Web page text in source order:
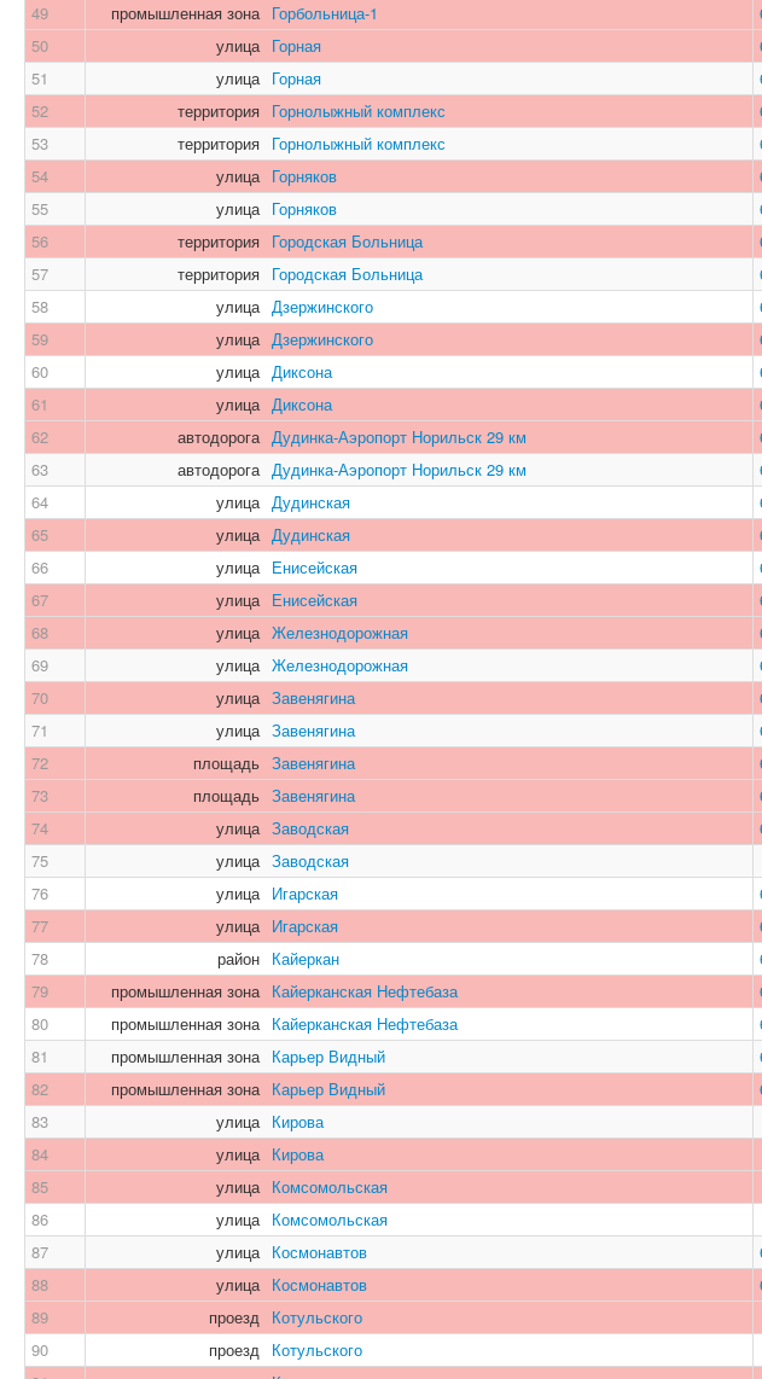
49
промышленная зона Горбольница-1
50
улица Горная
51
улица Горная
52
территория Горнолыжный комплекс
53
территория Горнолыжный комплекс
54
улица Горняков
55
улица Горняков
56
территория Городская Больница
57
территория Городская Больница
58
улица Дзержинского
59
улица Дзержинского
60
улица Диксона
61
улица Диксона
62
автодорога Дудинка-Аэропорт Норильск 29 км
63
автодорога Дудинка-Аэропорт Норильск 29 км
64
улица Дудинская
65
улица Дудинская
66
улица Енисейская
67
улица Енисейская
68
улица Железнодорожная
69
улица Железнодорожная
70
улица Завенягина
71
улица Завенягина
72
площадь Завенягина
73
площадь Завенягина
74
улица Заводская
75
улица Заводская
76
улица Игарская
77
улица Игарская
78
район Кайеркан
79
промышленная зона Кайерканская Нефтебаза
80
промышленная зона Кайерканская Нефтебаза
81
промышленная зона Карьер Видный
82
промышленная зона Карьер Видный
83
улица Кирова
84
улица Кирова
85
улица Комсомольская
86
улица Комсомольская
87
улица Космонавтов
88
улица Космонавтов
89
проезд Котульского
90
проезд Котульского